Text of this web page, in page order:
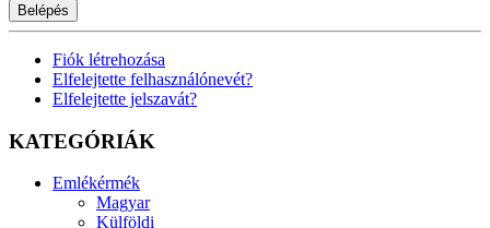
Belépés
Fiók létrehozása
Elfelejtette felhasználónevét?
Elfelejtette jelszavát?
KATEGÓRIÁK
Emlékérmék
Magyar
Külföldi